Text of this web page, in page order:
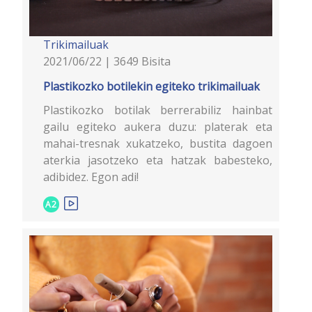
Trikimailuak
2021/06/22 | 3649 Bisita
Plastikozko botilekin egiteko trikimailuak
Plastikozko botilak berrerabiliz hainbat
gailu egiteko aukera duzu: platerak eta
mahai-tresnak xukatzeko, bustita dagoen
aterkia jasotzeko eta hatzak babesteko,
adibidez. Egon adi!
A2